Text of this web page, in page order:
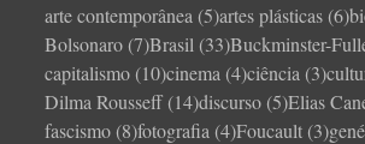
arte contemporânea (5)artes plásticas (6)
Bolsonaro (7)Brasil (33)Buckminster-
capitalismo (10)cinema (4)ciência (3)
Dilma Rousseff (14)discurso (5)Elias
fascismo (8)fotografia (4)Foucault (3)